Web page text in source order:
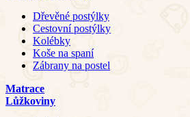
Dřevěné postýlky
Cestovní postýlky
Kolébky
Koše na spaní
Zábrany na postel
Matrace
Lůžkoviny